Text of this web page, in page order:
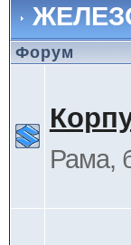
Форум
Рама,